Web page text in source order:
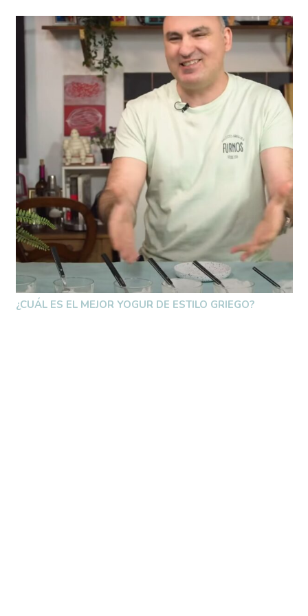
¿CUÁL ES EL MEJOR YOGUR DE ESTILO GRIEGO?